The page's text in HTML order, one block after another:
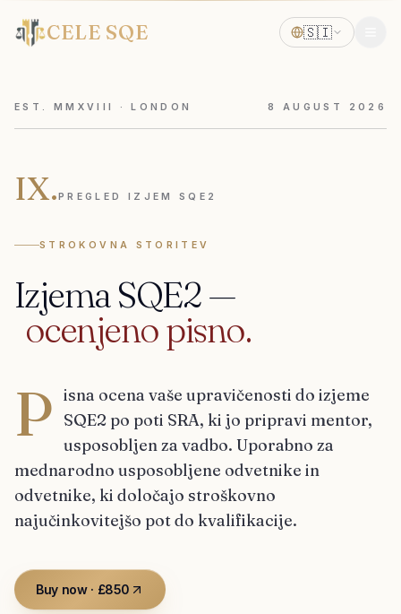
CELE SQE 🇸🇮
EST. MMXVIII · LONDON 8 AUGUST 2026
IX.PREGLED IZJEM SQE2
STROKOVNA STORITEV
IzjemaSQE2—
ocenjenopisno.
P isna ocena vaše upravičenosti do izjeme
SQE2 po poti SRA, ki jo pripravi mentor,
usposobljen za vadbo. Uporabno za
mednarodno usposobljene odvetnike in
odvetnike, ki določajo stroškovno
najučinkovitejšo pot do kvalifikacije.
Buy now · £850